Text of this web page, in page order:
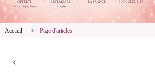
Accueil > Page d'articles